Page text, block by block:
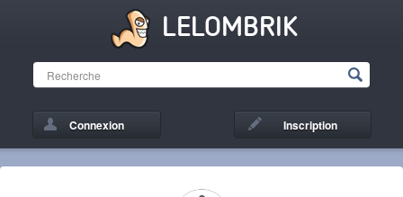
LELOMBRIK
Connexion Inscription